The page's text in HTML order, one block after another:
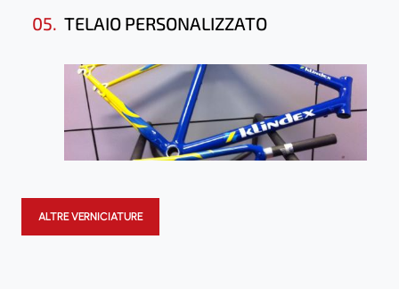
05. TELAIO PERSONALIZZATO
ALTRE VERNICIATURE